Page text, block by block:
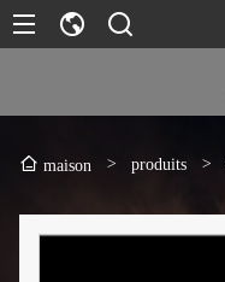
maison > produits >